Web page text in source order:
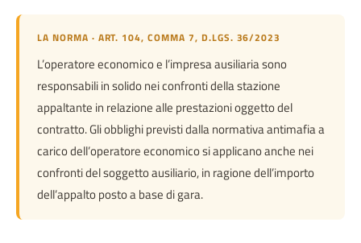
LA NORMA · ART. 104, COMMA 7, D.LGS. 36/2023
L’operatore economico e l’impresa ausiliaria sono
responsabili in solido nei confronti della stazione
appaltante in relazione alle prestazioni oggetto del
contratto. Gli obblighi previsti dalla normativa antimafia a
carico dell’operatore economico si applicano anche nei
confronti del soggetto ausiliario, in ragione dell’importo
dell’appalto posto a base di gara.